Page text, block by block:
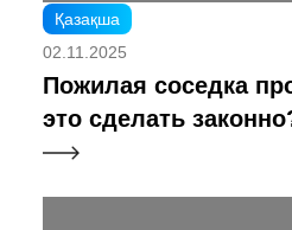
Қазақша
02.11.2025
Пожилая соседка
это сделать